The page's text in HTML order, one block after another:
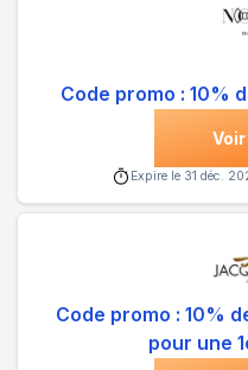
Code promo : 10%
Expire le 31 déc.
Code promo : 10%
pour une